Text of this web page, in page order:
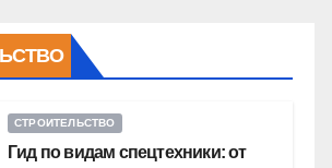
СТРОИТЕЛЬСТВО
Гид по видам спецтехники: от